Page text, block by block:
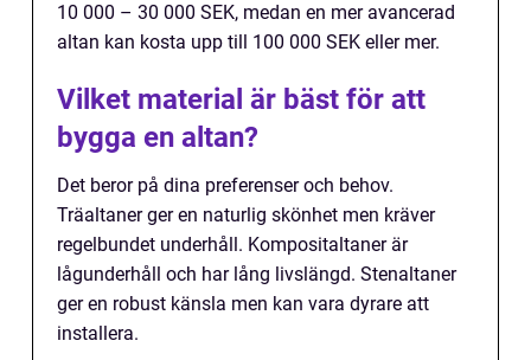
10 000 – 30 000 SEK, medan en mer avancerad
altan kan kosta upp till 100 000 SEK eller mer.
Vilket material är bäst för att
bygga en altan?
Det beror på dina preferenser och behov.
Träaltaner ger en naturlig skönhet men kräver
regelbundet underhåll. Kompositaltaner är
lågunderhåll och har lång livslängd. Stenaltaner
ger en robust känsla men kan vara dyrare att
installera.